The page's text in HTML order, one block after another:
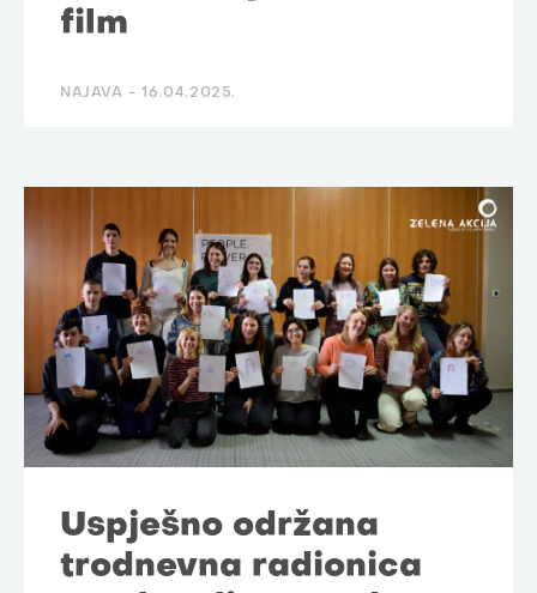
film
NAJAVA -16.04.2025.
Uspješno održana
trodnevna radionica